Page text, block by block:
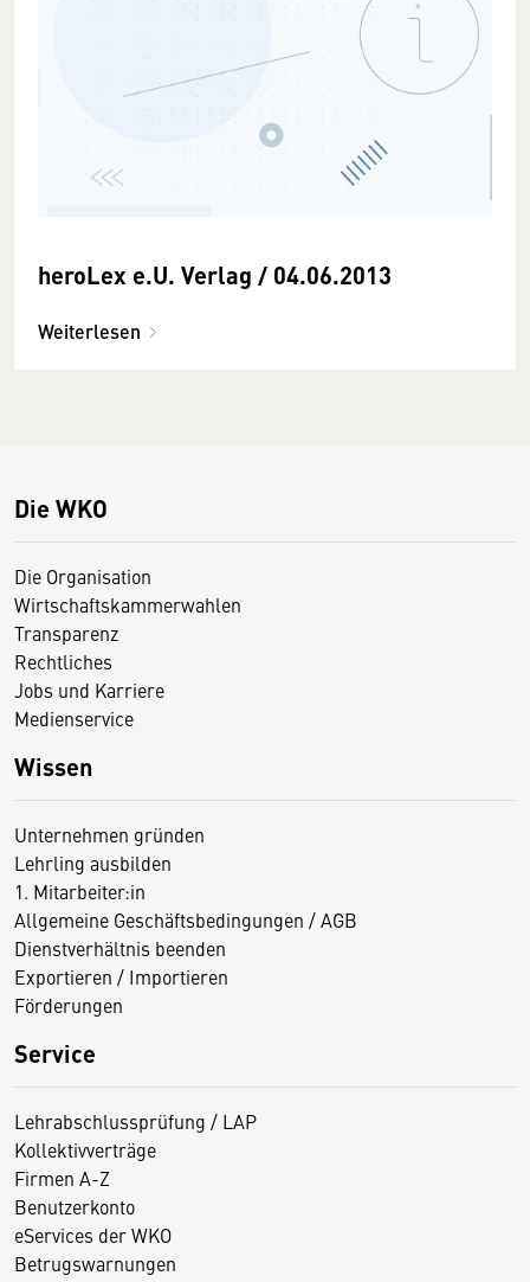
heroLex e.U. Verlag / 04.06.2013
Weiterlesen
Die WKO
Die Organisation
Wirtschaftskammerwahlen
Transparenz
Rechtliches
Jobs und Karriere
Medienservice
Wissen
Unternehmen gründen
Lehrling ausbilden
1. Mitarbeiter:in
Allgemeine Geschäftsbedingungen / AGB
Dienstverhältnis beenden
Exportieren / Importieren
Förderungen
Service
Lehrabschlussprüfung / LAP
Kollektivverträge
Firmen A-Z
Benutzerkonto
eServices der WKO
Betrugswarnungen